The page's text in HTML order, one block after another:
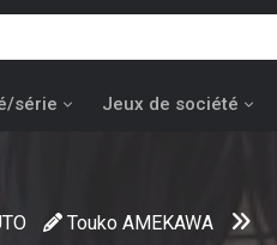
série Jeux de société
Touko AMEKAWA